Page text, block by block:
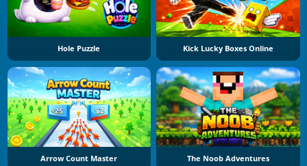
Hole Puzzle Kick Lucky Boxes Online
Arrow Count Master The Noob Adventures